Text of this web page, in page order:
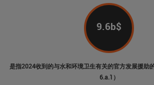
9.6b$
是指2024收到的与水和环境卫生有关的官方发展援助
6.a.1）